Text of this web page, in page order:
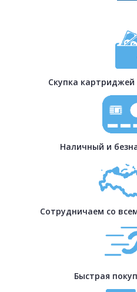
Скупка
Наличный и
Сотрудничаем со
Быстрая